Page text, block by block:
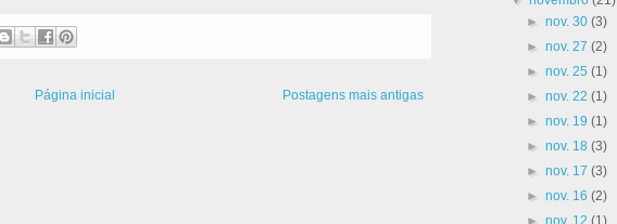
Postagens mais antigas
Página inicial
► nov. 30 (3)
► nov. 27 (2)
► nov. 25 (1)
► nov. 22 (1)
► nov. 19 (1)
► nov. 18 (3)
► nov. 17 (3)
► nov. 16 (2)
► nov. 12 (1)